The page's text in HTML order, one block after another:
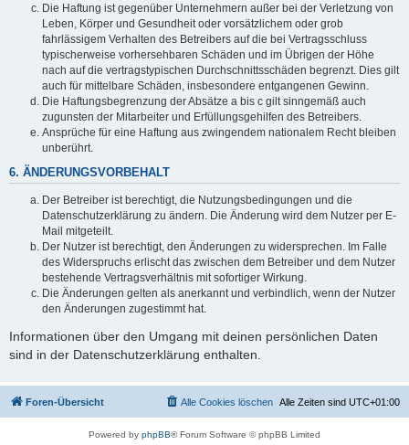
Die Haftung ist gegenüber Unternehmern außer bei der Verletzung von
Leben, Körper und Gesundheit oder vorsätzlichem oder grob
fahrlässigem Verhalten des Betreibers auf die bei Vertragsschluss
typischerweise vorhersehbaren Schäden und im Übrigen der Höhe
nach auf die vertragstypischen Durchschnittsschäden begrenzt. Dies gilt
auch für mittelbare Schäden, insbesondere entgangenen Gewinn.
Die Haftungsbegrenzung der Absätze a bis c gilt sinngemäß auch
zugunsten der Mitarbeiter und Erfüllungsgehilfen des Betreibers.
Ansprüche für eine Haftung aus zwingendem nationalem Recht bleiben
unberührt.
6. ÄNDERUNGSVORBEHALT
Der Betreiber ist berechtigt, die Nutzungsbedingungen und die
Datenschutzerklärung zu ändern. Die Änderung wird dem Nutzer per E-
Mail mitgeteilt.
Der Nutzer ist berechtigt, den Änderungen zu widersprechen. Im Falle
des Widerspruchs erlischt das zwischen dem Betreiber und dem Nutzer
bestehende Vertragsverhältnis mit sofortiger Wirkung.
Die Änderungen gelten als anerkannt und verbindlich, wenn der Nutzer
den Änderungen zugestimmt hat.
Informationen über den Umgang mit deinen persönlichen Daten
sind in der Datenschutzerklärung enthalten.
Foren-Übersicht Alle Zeiten sind UTC+01:00
Alle Cookies löschen
Powered by phpBB® Forum Software © phpBB Limited